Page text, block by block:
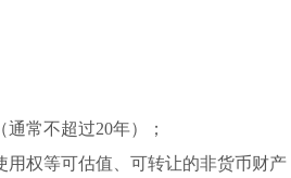
常不超过20年）；
权等可估值、可转让的非货币财产